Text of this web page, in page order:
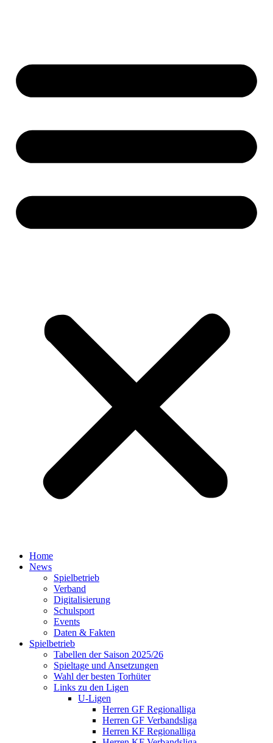
Home
News
Spielbetrieb
Verband
Digitalisierung
Schulsport
Events
Daten & Fakten
Spielbetrieb
Tabellen der Saison 2025/26
Spieltage und Ansetzungen
Wahl der besten Torhüter
Links zu den Ligen
U-Ligen
Herren GF Regionalliga
Herren GF Verbandsliga
Herren KF Regionalliga